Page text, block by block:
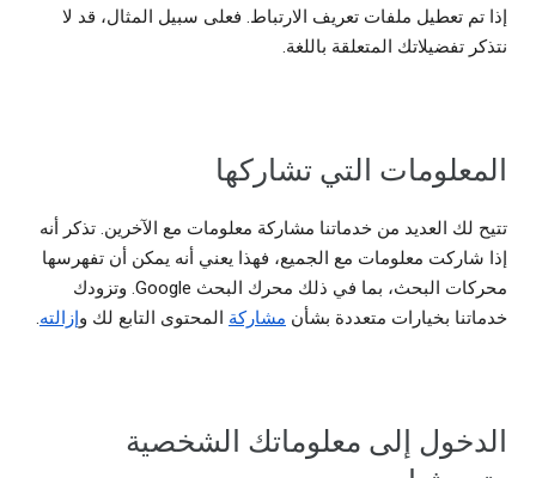
إذا تم تعطيل ملفات تعريف الارتباط. فعلى سبيل المثال، قد لا
نتذكر تفضيلاتك المتعلقة باللغة.
المعلومات التي تشاركها
تتيح لك العديد من خدماتنا مشاركة معلومات مع الآخرين. تذكر أنه
إذا شاركت معلومات مع الجميع، فهذا يعني أنه يمكن أن تفهرسها
محركات البحث، بما في ذلك محرك البحث Google. وتزودك
خدماتنا بخيارات متعددة بشأن مشاركة المحتوى التابع لك وإزالته.
الدخول إلى معلوماتك الشخصية